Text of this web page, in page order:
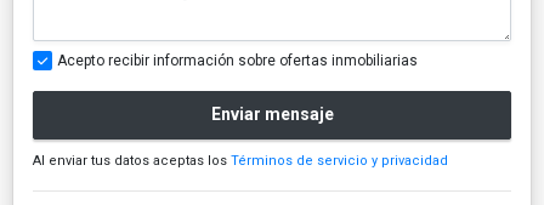
Acepto recibir información sobre ofertas inmobiliarias
Enviar mensaje
Al enviar tus datos aceptas los Términos de servicio y privacidad